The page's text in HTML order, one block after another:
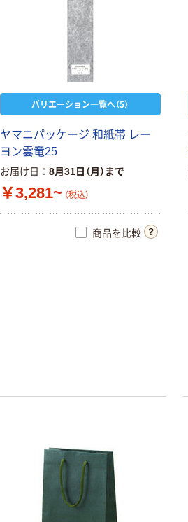
バリエーション一覧へ（5）
ヤマニパッケージ 和紙帯 レー
ヨ ン雲竜25
お届け日 8月31日（月）まで
￥3,281~ （税込）
商品を比較